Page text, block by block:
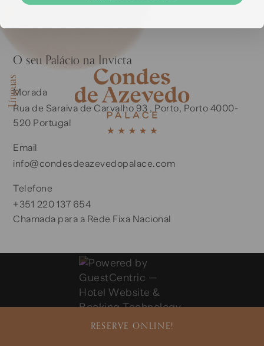
RESERVE ONLINE!
Línguas
PT
ES
O seu Palácio na Invicta
Morada
Rua de Saraiva de Carvalho 93 , Porto, Porto 4000-
520 Portugal
Email
info@condesdeazevedopalace.com
Telefone
+351 220 137 654
Chamada para a Rede Fixa Nacional